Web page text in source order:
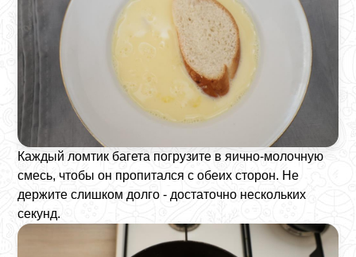
Каждый ломтик багета погрузите в яично-молочную
смесь, чтобы он пропитался с обеих сторон. Не
держите слишком долго - достаточно нескольких
секунд.